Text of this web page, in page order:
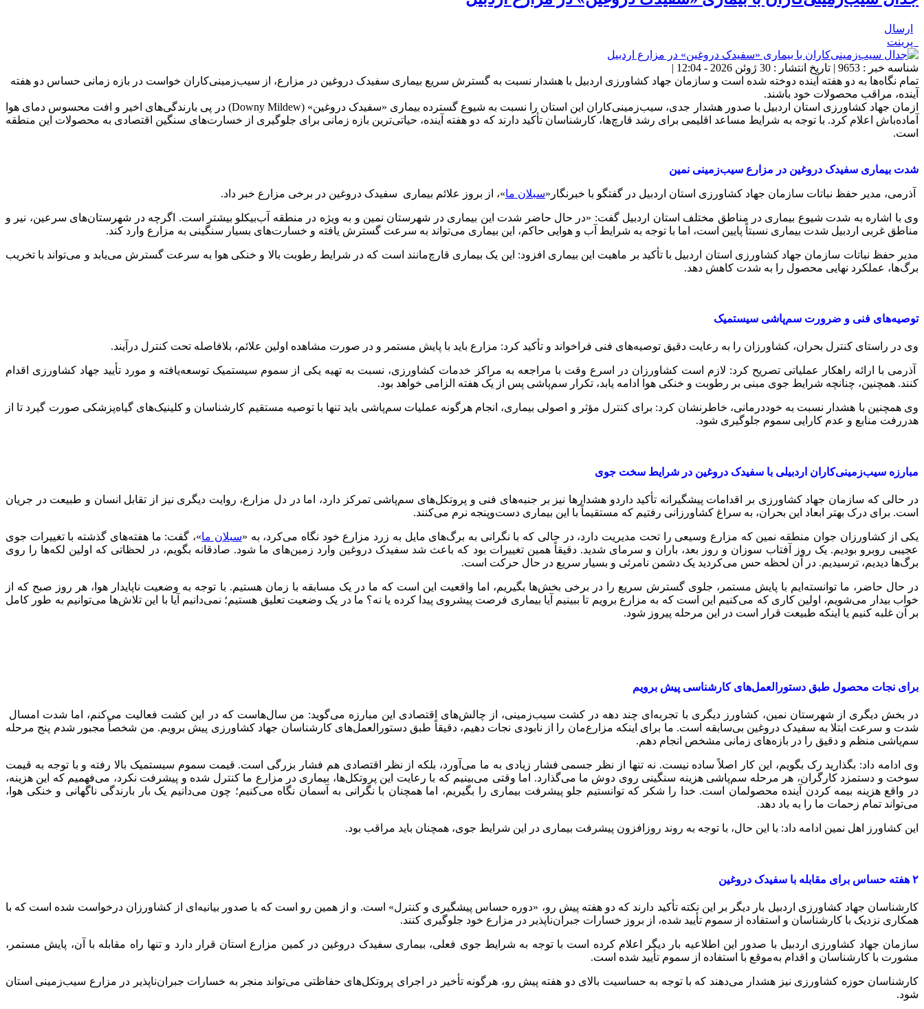
ارسال
پرینت
شناسه خبر : 9653 | تاریخ انتشار : 30 ژوئن 2026 - 12:04 |
تمام نگاه‌ها به دو هفته آینده دوخته شده است و سازمان جهاد کشاورزی اردبیل با هشدار نسبت به گسترش سریع بیماری سفیدک دروغین در مزارع، از سیب‌زمینی‌کاران خواست در بازه زمانی حساس دو هفته
آینده، مراقب محصولات خود باشند.
ازمان جهاد کشاورزی استان اردبیل با صدور هشدار جدی، سیب‌زمینی‌کاران این استان را نسبت به شیوع گسترده بیماری «سفیدک دروغین» (Downy Mildew) در پی بارندگی‌های اخیر و افت محسوس دمای هوا
آماده‌باش اعلام کرد. با توجه به شرایط مساعد اقلیمی برای رشد قارچ‌ها، کارشناسان تأکید دارند که دو هفته آینده، حیاتی‌ترین بازه زمانی برای جلوگیری از خسارت‌های سنگین اقتصادی به محصولات این منطقه
است.
شدت بیماری سفیدک دروغین در مزارع سیب‌زمینی نمین
آذرمی، مدیر حفظ نباتات سازمان جهاد کشاورزی استان اردبیل در گفتگو با خبرنگار«سبلان ما»، از بروز علائم بیماری سفیدک دروغین در برخی مزارع خبر داد.
وی با اشاره به شدت شیوع بیماری در مناطق مختلف استان اردبیل گفت: «در حال حاضر شدت این بیماری در شهرستان نمین و به ویژه در منطقه آب‌بیکلو بیشتر است. اگرچه در شهرستان‌های سرعین، نیر و
مناطق غربی اردبیل شدت بیماری نسبتاً پایین است، اما با توجه به شرایط آب و هوایی حاکم، این بیماری می‌تواند به سرعت گسترش یافته و خسارت‌های بسیار سنگینی به مزارع وارد کند.
مدیر حفظ نباتات سازمان جهاد کشاورزی استان اردبیل با تأکید بر ماهیت این بیماری افزود: این یک بیماری قارچ‌مانند است که در شرایط رطوبت بالا و خنکی هوا به سرعت گسترش می‌یابد و می‌تواند با تخریب
برگ‌ها، عملکرد نهایی محصول را به شدت کاهش دهد.
توصیه‌های فنی و ضرورت سم‌پاشی سیستمیک
وی در راستای کنترل بحران، کشاورزان را به رعایت دقیق توصیه‌های فنی فراخواند و تأکید کرد: مزارع باید با پایش مستمر و در صورت مشاهده اولین علائم، بلافاصله تحت کنترل درآیند.
آذرمی با ارائه راهکار عملیاتی تصریح کرد: لازم است کشاورزان در اسرع وقت با مراجعه به مراکز خدمات کشاورزی، نسبت به تهیه یکی از سموم سیستمیک توسعه‌یافته و مورد تأیید جهاد کشاورزی اقدام
کنند. همچنین، چنانچه شرایط جوی مبنی بر رطوبت و خنکی هوا ادامه یابد، تکرار سم‌پاشی پس از یک هفته الزامی خواهد بود.
وی همچنین با هشدار نسبت به خوددرمانی، خاطرنشان کرد: برای کنترل مؤثر و اصولی بیماری، انجام هرگونه عملیات سم‌پاشی باید تنها با توصیه مستقیم کارشناسان و کلینیک‌های گیاه‌پزشکی صورت گیرد تا از
هدررفت منابع و عدم کارایی سموم جلوگیری شود.
مبارزه سیب‌زمینی‌کاران اردبیلی با سفیدک دروغین در شرایط سخت جوی
در حالی که سازمان جهاد کشاورزی بر اقدامات پیشگیرانه تأکید داردو هشدارها نیز بر جنبه‌های فنی و پروتکل‌های سم‌پاشی تمرکز دارد، اما در دل مزارع، روایت دیگری نیز از تقابل انسان و طبیعت در جریان
است. برای درک بهتر ابعاد این بحران، به سراغ کشاورزانی رفتیم که مستقیماً با این بیماری دست‌وپنجه نرم می‌کنند.
یکی از کشاورزان جوان منطقه نمین که مزارع وسیعی را تحت مدیریت دارد، در حالی که با نگرانی به برگ‌های مایل به زرد مزارع خود نگاه می‌کرد، به «سبلان ما»، گفت: ما هفته‌های گذشته با تغییرات جوی
عجیبی روبرو بودیم. یک روز آفتاب سوزان و روز بعد، باران و سرمای شدید. دقیقاً همین تغییرات بود که باعث شد سفیدک دروغین وارد زمین‌های ما شود. صادقانه بگویم، در لحظاتی که اولین لکه‌ها را روی
برگ‌ها دیدیم، ترسیدیم. در آن لحظه حس می‌کردید یک دشمن نامرئی و بسیار سریع در حال حرکت است.
در حال حاضر، ما توانسته‌ایم با پایش مستمر، جلوی گسترش سریع را در برخی بخش‌ها بگیریم، اما واقعیت این است که ما در یک مسابقه با زمان هستیم. با توجه به وضعیت ناپایدار هوا، هر روز صبح که از
خواب بیدار می‌شویم، اولین کاری که می‌کنیم این است که به مزارع برویم تا ببینیم آیا بیماری فرصت پیشروی پیدا کرده یا نه؟ ما در یک وضعیت تعلیق هستیم؛ نمی‌دانیم آیا با این تلاش‌ها می‌توانیم به طور کامل
بر آن غلبه کنیم یا اینکه طبیعت قرار است در این مرحله پیروز شود.
برای نجات محصول طبق دستورالعمل‌های کارشناسی پیش برویم
در بخش دیگری از شهرستان نمین، کشاورز دیگری با تجربه‌ای چند دهه در کشت سیب‌زمینی، از چالش‌های اقتصادی این مبارزه می‌گوید: من سال‌هاست که در این کشت فعالیت می‌کنم، اما شدت امسال
شدت و سرعت ابتلا به سفیدک دروغین بی‌سابقه است. ما برای اینکه مزارع‌مان را از نابودی نجات دهیم، دقیقاً طبق دستورالعمل‌های کارشناسان جهاد کشاورزی پیش برویم. من شخصاً مجبور شدم پنج مرحله
سم‌پاشی منظم و دقیق را در بازه‌های زمانی مشخص انجام دهم.
وی ادامه داد: بگذارید رک بگویم، این کار اصلاً ساده نیست. نه تنها از نظر جسمی فشار زیادی به ما می‌آورد، بلکه از نظر اقتصادی هم فشار بزرگی است. قیمت سموم سیستمیک بالا رفته و با توجه به قیمت
سوخت و دستمزد کارگران، هر مرحله سم‌پاشی هزینه سنگینی روی دوش ما می‌گذارد. اما وقتی می‌بینیم که با رعایت این پروتکل‌ها، بیماری در مزارع ما کنترل شده و پیشرفت نکرد، می‌فهمیم که این هزینه،
در واقع هزینه بیمه کردن آینده محصولمان است. خدا را شکر که توانستیم جلو پیشرفت بیماری را بگیریم، اما همچنان با نگرانی به آسمان نگاه می‌کنیم؛ چون می‌دانیم یک بار بارندگی ناگهانی و خنکی هوا،
می‌تواند تمام زحمات ما را به باد دهد.
این کشاورز اهل نمین ادامه داد: با این حال، با توجه به روند روزافزون پیشرفت بیماری در این شرایط جوی، همچنان باید مراقب بود.
۲ هفته‌ حساس برای مقابله با سفیدک دروغین
کارشناسان جهاد کشاورزی اردبیل بار دیگر بر این نکته تأکید دارند که دو هفته پیش رو، «دوره حساس پیشگیری و کنترل» است. و از همین رو است که با صدور بیانیه‌ای از کشاورزان درخواست شده است که با
همکاری نزدیک با کارشناسان و استفاده از سموم تأیید شده، از بروز خسارات جبران‌ناپذیر در مزارع خود جلوگیری کنند.
سازمان جهاد کشاورزی اردبیل با صدور این اطلاعیه بار دیگر اعلام کرده است با توجه به شرایط جوی فعلی، بیماری سفیدک دروغین در کمین مزارع استان قرار دارد و تنها راه مقابله با آن، پایش مستمر،
مشورت با کارشناسان و اقدام به‌موقع با استفاده از سموم تأیید شده است.
کارشناسان حوزه کشاورزی نیز هشدار می‌دهند که با توجه به حساسیت بالای دو هفته پیش رو، هرگونه تأخیر در اجرای پروتکل‌های حفاظتی می‌تواند منجر به خسارات جبران‌ناپذیر در مزارع سیب‌زمینی استان
شود.